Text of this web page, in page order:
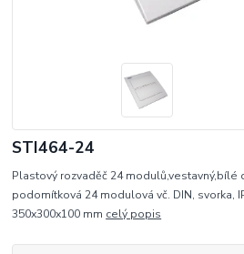
STI464-24
Plastový rozvaděč 24 modulů,vestavný,bílé
podomítková 24 modulová vč. DIN, svorka,
350x300x100 mm celý popis